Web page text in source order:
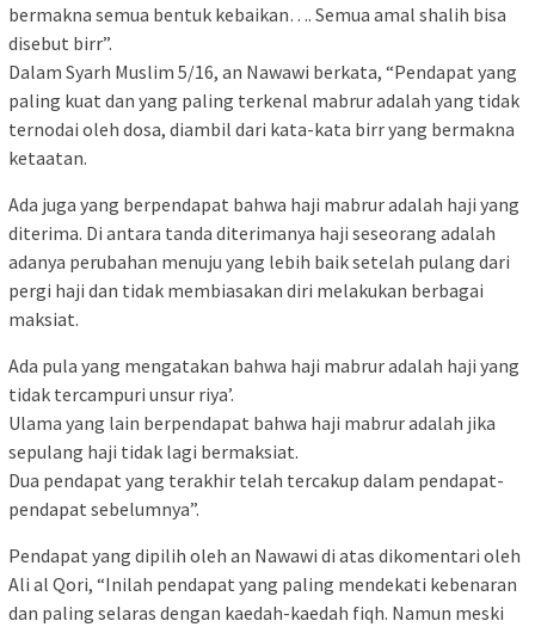
bermakna semua bentuk kebaikan…. Semua amal shalih bisa
disebut birr”.
Dalam Syarh Muslim 5/16, an Nawawi berkata, “Pendapat yang
paling kuat dan yang paling terkenal mabrur adalah yang tidak
ternodai oleh dosa, diambil dari kata-kata birr yang bermakna
ketaatan.
Ada juga yang berpendapat bahwa haji mabrur adalah haji yang
diterima. Di antara tanda diterimanya haji seseorang adalah
adanya perubahan menuju yang lebih baik setelah pulang dari
pergi haji dan tidak membiasakan diri melakukan berbagai
maksiat.
Ada pula yang mengatakan bahwa haji mabrur adalah haji yang
tidak tercampuri unsur riya’.
Ulama yang lain berpendapat bahwa haji mabrur adalah jika
sepulang haji tidak lagi bermaksiat.
Dua pendapat yang terakhir telah tercakup dalam pendapat-
pendapat sebelumnya”.
Pendapat yang dipilih oleh an Nawawi di atas dikomentari oleh
Ali al Qori, “Inilah pendapat yang paling mendekati kebenaran
dan paling selaras dengan kaedah-kaedah fiqh. Namun meski